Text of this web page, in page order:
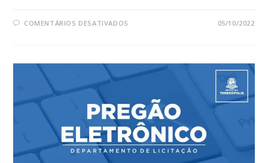
COMENTÁRIOS DESATIVADOS 05/10/2022